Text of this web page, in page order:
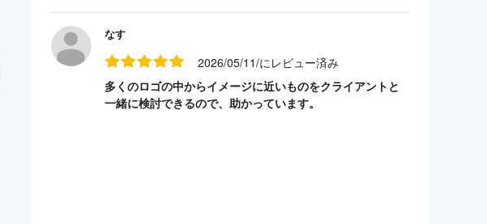
なす
2026/05/11/にレビュー済み
多くのロゴの中からイメージに近いものをクライアントと
一緒に検討できるので、助かっています。